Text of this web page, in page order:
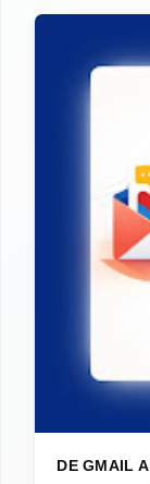
DE GMAIL